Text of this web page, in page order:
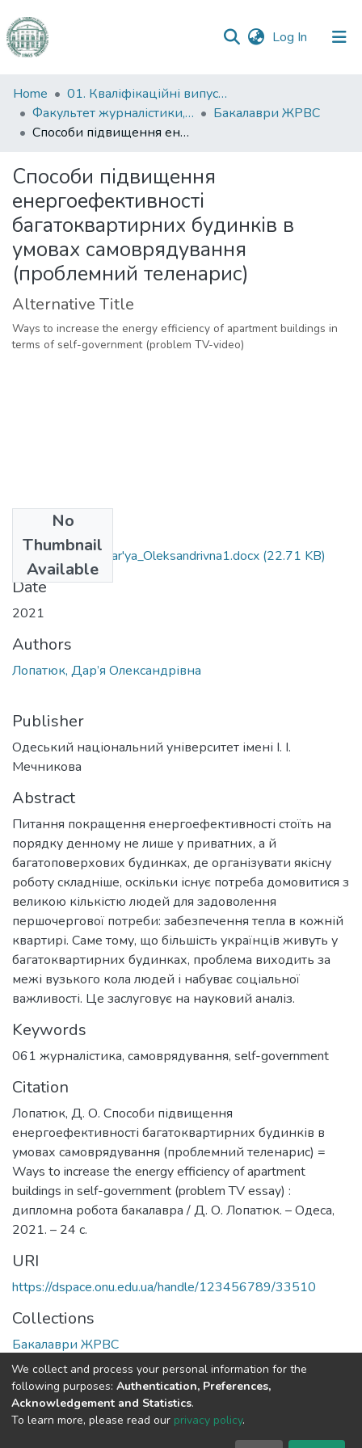
Log In (current)
Communities
&
Collections
Statistics
Home
01. Кваліфікаційні випускні роботи здобувачів вищої освіти
Факультет журналістики, реклами та видавничої справи
Бакалаври ЖРВС
Способи підвищення енергоефективності багатоквартирних будинків в умовах самоврядування (проблемний теленарис)
Способи підвищення
енергоефективності
багатоквартирних будинків в
умовах самоврядування
(проблемний теленарис)
Alternative Title
Ways to increase the energy efficiency of apartment buildings in
terms of self-government (problem TV-video)
No
Thumbnail
Available
061_Lopatyuk_Dar'ya_Oleksandrivna1.docx (22.71 KB)
Date
2021
Authors
Лопатюк, Дар’я Олександрівна
Publisher
Одеський національний університет імені І. І.
Мечникова
Abstract
Питання покращення енергоефективності стоїть на
порядку денному не лише у приватних, а й
багатоповерхових будинках, де організувати якісну
роботу складніше, оскільки існує потреба домовитися з
великою кількістю людей для задоволення
першочергової потреби: забезпечення тепла в кожній
квартирі. Саме тому, що більшість українців живуть у
багатоквартирних будинках, проблема виходить за
межі вузького кола людей і набуває соціальної
важливості. Це заслуговує на науковий аналіз.
Keywords
061 журналістика, самоврядування, self-government
Citation
Лопатюк, Д. О. Способи підвищення
енергоефективності багатоквартирних будинків в
умовах самоврядування (проблемний теленарис) =
Ways to increase the energy efficiency of apartment
buildings in self-government (problem TV essay) :
дипломна робота бакалавра / Д. О. Лопатюк. – Одеса,
2021. – 24 с.
URI
https://dspace.onu.edu.ua/handle/123456789/33510
Collections
Бакалаври ЖРВС
Full item page
DSpace software copyright © 2009-2026
We collect and process your personal information for the
following purposes: Authentication, Preferences,
Acknowledgement and Statistics.
To learn more, please read our privacy policy.